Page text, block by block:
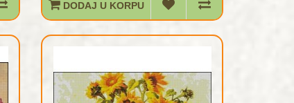
DODAJ U KORPU